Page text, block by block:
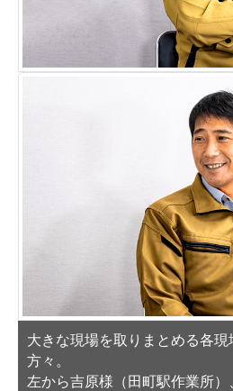
大きな現場を取りまとめる各
方々。
左から吉原様（田町駅作業所